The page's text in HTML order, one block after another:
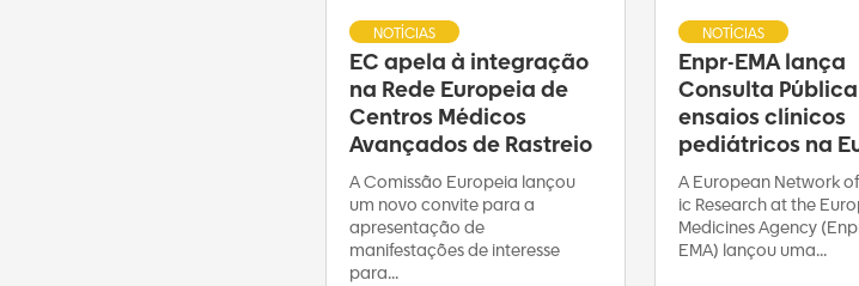
EC apela à integração
na Rede Europeia de
Centros Médicos
Avançados de Rastreio
NOTÍCIAS
A Comissão Europeia lançou
um novo convite para a
apresentação de
manifestações de interesse
para...
Enpr-EMA lança
Consulta
ensaios clínicos
pediátricos na
NOTÍCIAS
A European Network
ic Research at the
Medicines Agency
EMA) lançou uma...